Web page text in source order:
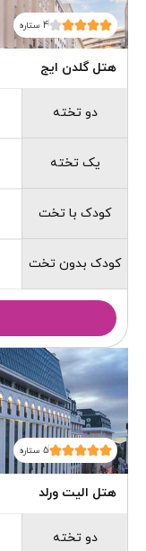
4 ستاره
هتل گلدن ایج
دو تخته
یک تخته
کودک با تخت
کودک بدون تخت
5 ستاره
هتل الیت ورلد
دو تخته